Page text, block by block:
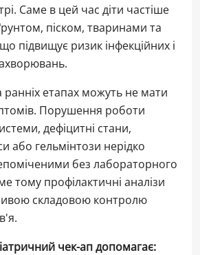
Саме в цей час діти частіше
піском, тваринами та
підвищує ризик інфекційних і
ранніх етапах можуть не мати
Порушення роботи
дефіцитні стани,
або гельмінтози нерідко
без лабораторного
тому профілактичні аналізи
складовою контролю
чек-ап допомагає: